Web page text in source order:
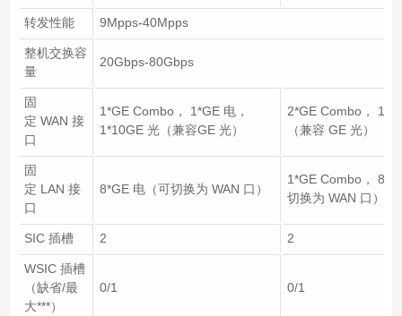
转发性能 9Mpps-40Mpps
整机交换容
量
20Gbps-80Gbps
固
定 WAN 接
口
1*GE Combo， 1*GE 电，
1*10GE 光（兼容GE 光）
2*GE Combo，
（兼容 GE 光）
固
定 LAN 接
口
8*GE 电（可切换为 WAN 口）
1*GE Combo，
切换为 WAN 口）
SIC 插槽 2 2
WSIC 插槽
（缺省/最
大***）
0/1 0/1